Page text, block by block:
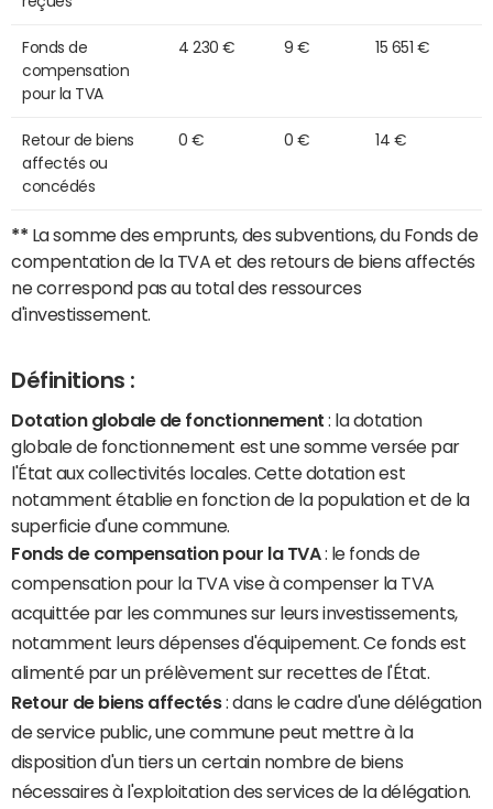
Fonds de
compensation
pour la TVA
4 230 € 9 € 15 651 €
Retour de biens
affectés ou
concédés
0 € 0 € 14 €
** La somme des emprunts, des subventions, du Fonds de
compentation de la TVA et des retours de biens affectés
ne correspond pas au total des ressources
d'investissement.
Définitions :
Dotation globale de fonctionnement : la dotation
globale de fonctionnement est une somme versée par
l'État aux collectivités locales. Cette dotation est
notamment établie en fonction de la population et de la
superficie d'une commune.
Fonds de compensation pour la TVA: le fonds de
compensation pour la TVA vise à compenser la TVA
acquittée par les communes sur leurs investissements,
notamment leurs dépenses d'équipement. Ce fonds est
alimenté par un prélèvement sur recettes de l'État.
Retour de biens affectés: dans le cadre d'une délégation
de service public, une commune peut mettre à la
disposition d'un tiers un certain nombre de biens
nécessaires à l'exploitation des services de la délégation.